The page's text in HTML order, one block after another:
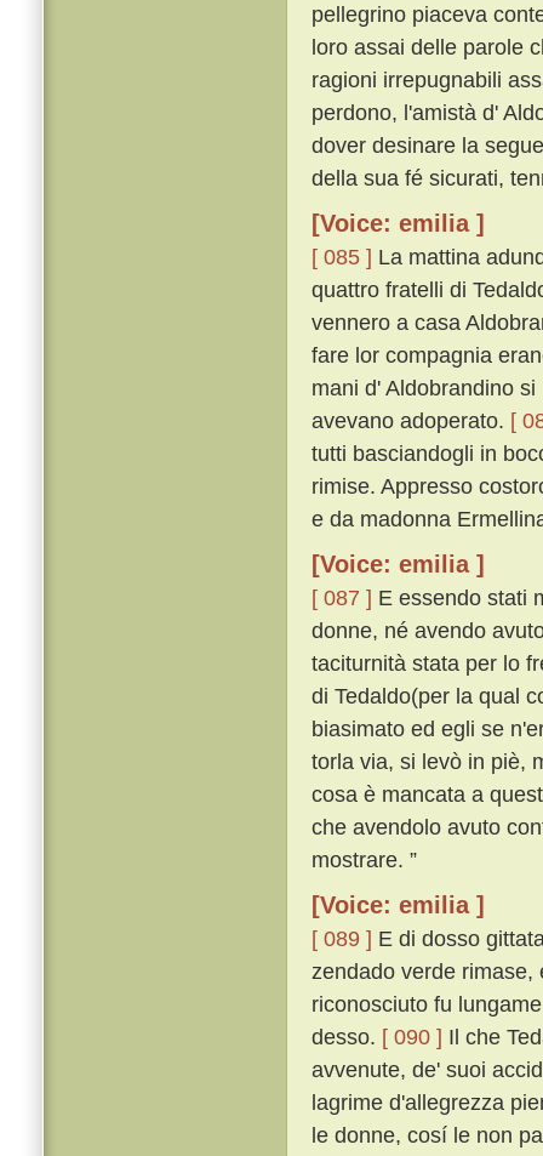
pellegrino piaceva
loro assai delle parole
ragioni irrepugnabili
perdono, l'amistà d'
dover desinare la
della sua fé sicurati,
[Voice: emilia ]
[ 085 ] La mattina
quattro fratelli di
vennero a casa
fare lor compagnia
mani d' Aldobrandino
avevano adoperato. [
tutti basciandogli in
rimise. Appresso
e da madonna
[Voice: emilia ]
[ 087 ] E essendo stati
donne, né avendo
taciturnità stata per lo
di Tedaldo(per la qual
biasimato ed egli se
torla via, si levò in piè,
cosa è mancata a
che avendolo avuto
mostrare. ”
[Voice: emilia ]
[ 089 ] E di dosso
zendado verde
riconosciuto fu
desso. [ 090 ] Il che
avvenute, de' suoi
lagrime d'allegrezza
le donne, cosí le non